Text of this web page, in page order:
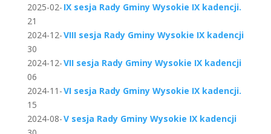
2025-02-
21
IX sesja Rady Gminy Wysokie IX kadencji.
2024-12-
30
VIII sesja Rady Gminy Wysokie IX kadencji
2024-12-
06
VII sesja Rady Gminy Wysokie IX kadencji
2024-11-
15
VI sesja Rady Gminy Wysokie IX kadencji.
2024-08-V sesja Rady Gminy Wysokie IX kadencji